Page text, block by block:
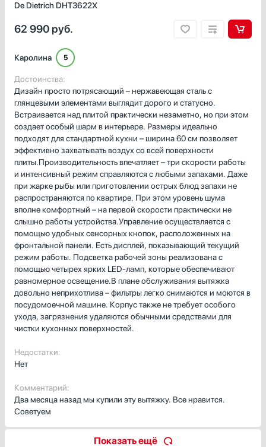
De Dietrich DHT3622X
62 990 руб.
Каролина 5
Достоинства:
Дизайн просто потрясающий – нержавеющая сталь с
глянцевыми элементами выглядит дорого и статусно.
Встраивается над плитой практически незаметно, но при этом
создает особый шарм в интерьере. Размеры идеально
подходят для стандартной кухни – ширина 60 см позволяет
эффективно захватывать воздух со всей поверхности
плиты.Производительность впечатляет – три скорости работы
и интенсивный режим справляются с любыми запахами. Даже
при жарке рыбы или приготовлении острых блюд запахи не
распространяются по квартире. При этом уровень шума
вполне комфортный – на первой скорости практически не
слышно работы устройства.Управление осуществляется с
помощью удобных сенсорных кнопок, расположенных на
фронтальной панели. Есть дисплей, показывающий текущий
режим работы. Подсветка рабочей зоны реализована с
помощью четырех ярких LED-ламп, которые обеспечивают
равномерное освещение.В плане обслуживания вытяжка
довольно неприхотлива – фильтры легко снимаются и моются в
посудомоечной машине. Корпус также не требует особого
ухода, загрязнения удаляются обычными средствами для
чистки кухонных поверхностей.
Недостатки:
Нет
Комментарий:
Два месяца назад мы купили эту вытяжку. Все нравится.
Советуем
Показать ещё